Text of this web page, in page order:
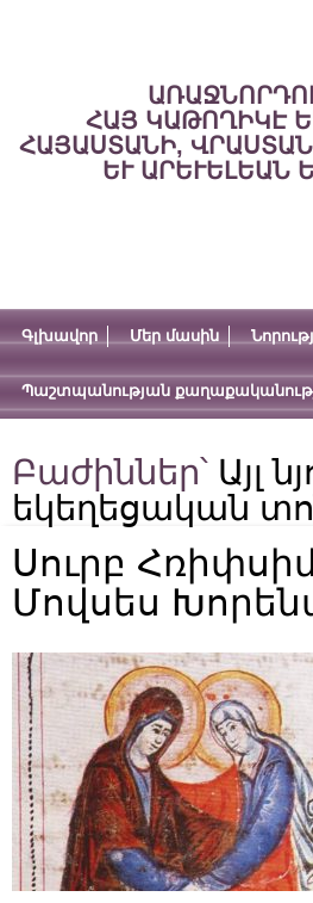
ՀԱՅ ԿԱԹՈՂԻԿԷ
ՀԱՅԱՍՏԱՆԻ,
ԵՒ ԱՐԵՒԵԼԵԱՆ
Գլխավոր Մեր մասին
Պաշտպանության
Բաժիններ՝ Այլ
եկեղեցական
Սուրբ
Մովսես